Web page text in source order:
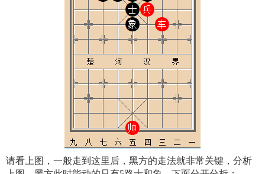
请看上图，一般走到这里后，黑方的走法就非常关键，分析